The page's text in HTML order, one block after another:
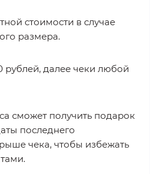
стоимости в случае
размера.
рублей, далее чеки любой
сможет получить подарок
последнего
чека, чтобы избежать